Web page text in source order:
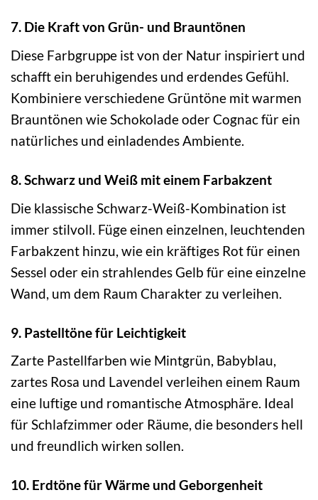
7. Die Kraft von Grün- und Brauntönen
Diese Farbgruppe ist von der Natur inspiriert und
schafft ein beruhigendes und erdendes Gefühl.
Kombiniere verschiedene Grüntöne mit warmen
Brauntönen wie Schokolade oder Cognac für ein
natürliches und einladendes Ambiente.
8. Schwarz und Weiß mit einem Farbakzent
Die klassische Schwarz-Weiß-Kombination ist
immer stilvoll. Füge einen einzelnen, leuchtenden
Farbakzent hinzu, wie ein kräftiges Rot für einen
Sessel oder ein strahlendes Gelb für eine einzelne
Wand, um dem Raum Charakter zu verleihen.
9. Pastelltöne für Leichtigkeit
Zarte Pastellfarben wie Mintgrün, Babyblau,
zartes Rosa und Lavendel verleihen einem Raum
eine luftige und romantische Atmosphäre. Ideal
für Schlafzimmer oder Räume, die besonders hell
und freundlich wirken sollen.
10. Erdtöne für Wärme und Geborgenheit